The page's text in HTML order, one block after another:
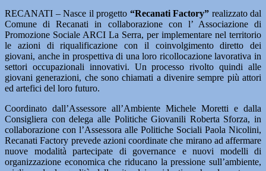
RECANATI – Nasce il progetto “Recanati Factory” realizzato dal
Comune di Recanati in collaborazione con l’ Associazione di
Promozione Sociale ARCI La Serra, per implementare nel territorio
le azioni di riqualificazione con il coinvolgimento diretto dei
giovani, anche in prospettiva di una loro ricollocazione lavorativa in
settori occupazionali innovativi. Un processo rivolto quindi alle
giovani generazioni, che sono chiamati a divenire sempre più attori
ed artefici del loro futuro.
Coordinato dall’Assessore all’Ambiente Michele Moretti e dalla
Consigliera con delega alle Politiche Giovanili Roberta Sforza, in
collaborazione con l’Assessora alle Politiche Sociali Paola Nicolini,
Recanati Factory prevede azioni coordinate che mirano ad affermare
nuove modalità partecipate di governance e nuovi modelli di
organizzazione economica che riducano la pressione sull’ambiente,